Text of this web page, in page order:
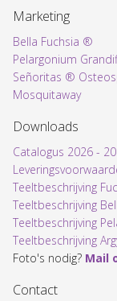
Marketing
Bella Fuchsia ®
Pelargonium
Señoritas ®
Mosquitaway
Downloads
Catalogus 2026 -
Teeltbeschrijving
Teeltbeschrijving
Teeltbeschrijving
Teeltbeschrijving
Foto's nodig? Mail
Contact